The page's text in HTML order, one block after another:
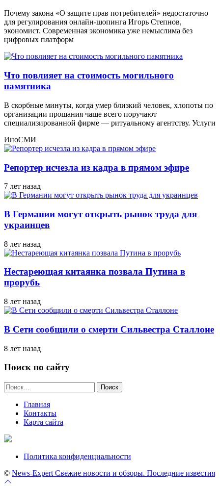
Почему закона «О защите прав потребителей» недостаточно
для регулирования онлайн-шопинга Игорь Степнов,
экономист. Современная экономика уже немыслима без
цифровых платформ
Что повлияет на стоимость могильного
памятника
В скорбные минуты, когда умер близкий человек, хлопоты по
организации прощания чаще всего поручают
специализированной фирме — ритуальному агентству. Услуги
ИноСМИ
Репортер исчезла из кадра в прямом эфире
7 лет назад
В Германии могут открыть рынок труда для
украинцев
8 лет назад
Нестареющая китаянка позвала Путина в
прорубь
8 лет назад
В Сети сообщили о смерти Сильвестра Сталлоне
8 лет назад
Поиск по сайту
Найти:
Главная
Контакты
Карта сайта
Политика конфиденциальности
© News-Expert Свежие новости и обзоры. Последние известия
Перейти